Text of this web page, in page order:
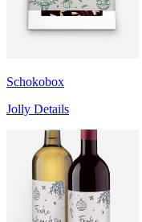
Schokobox
Jolly Details